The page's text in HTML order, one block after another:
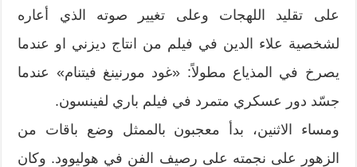
على تقليد اللهجات وعلى تغيير صوته الذي أعاره
لشخصية علاء الدين في فيلم من انتاج ديزني او عندما
يصرخ في المذياع مطولاً: «غود مورنينغ فيتنام» عندما
جسّد دور عسكري متمرد في فيلم باري لفينسون.
ومساء الاثنين، بدأ معجبون بالممثل وضع باقات من
الزهور على نجمته على رصيف الفن في هوليوود. وكان